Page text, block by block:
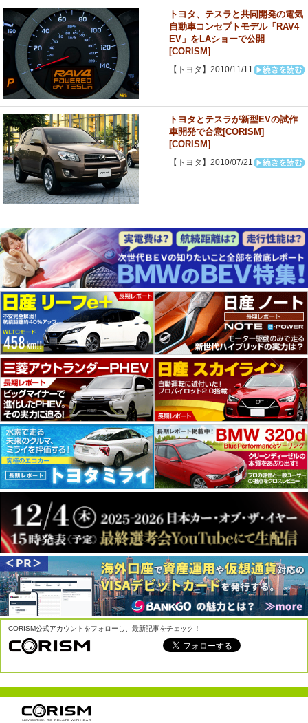
トヨタ、テスラと共同開発の電気
自動車コンセプトモデル「RAV4
EV」をLAショーで公開
[CORISM]
【トヨタ】2010/11/11
トヨタとテスラが新型EVの試作
車開発で合意[CORISM]
[CORISM]
【トヨタ】2010/07/21
CORISM公式アカウントをフォローし、最新記事をチェック！